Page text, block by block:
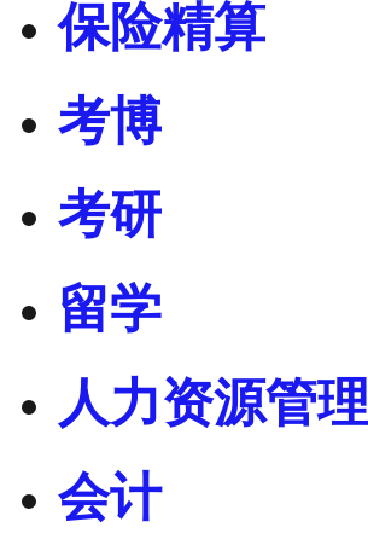
保险精算
考博
考研
留学
人力资源管理
会计